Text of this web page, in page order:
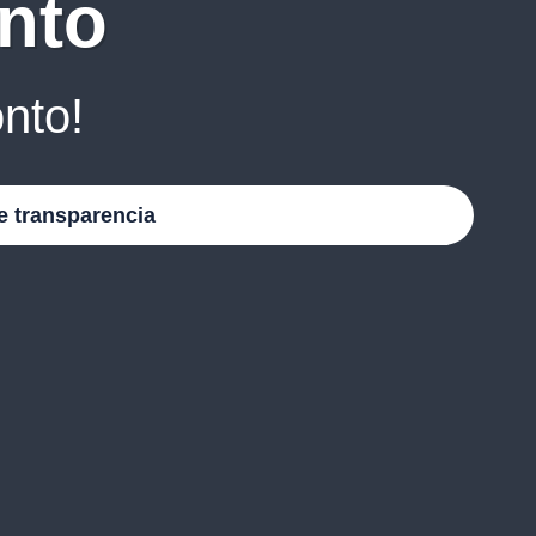
transparencia